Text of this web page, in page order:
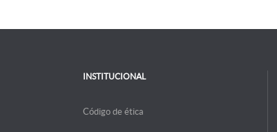
INSTITUCIONAL
Código de ética